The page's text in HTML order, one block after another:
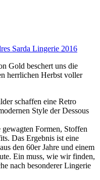
Gold beschert uns die
herrlichen Herbst voller
schaffen eine Retro
Style der Dessous
Formen, Stoffen
Das Ergebnis ist eine
den 60er Jahre und einem
Ein muss, wie wir finden,
nach besonderer Lingerie